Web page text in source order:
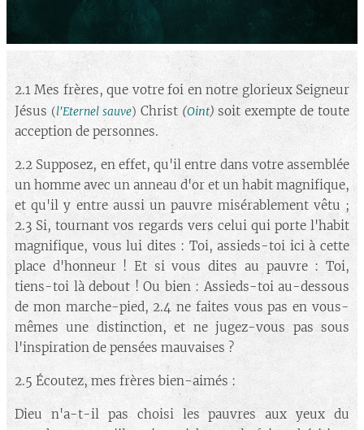
2.1 Mes frères, que votre foi en notre glorieux Seigneur
Jésus (l'Eternel sauve) Christ (Oint) soit exempte de toute
acception de personnes.
2.2 Supposez, en effet, qu'il entre dans votre assemblée
un homme avec un anneau d'or et un habit magnifique,
et qu'il y entre aussi un pauvre misérablement vêtu ;
2.3 Si, tournant vos regards vers celui qui porte l'habit
magnifique, vous lui dites : Toi, assieds-toi ici à cette
place d'honneur ! Et si vous dites au pauvre : Toi,
tiens-toi là debout ! Ou bien : Assieds-toi au-dessous
de mon marche-pied, 2.4 ne faites vous pas en vous-
mêmes une distinction, et ne jugez-vous pas sous
l'inspiration de pensées mauvaises ?
2.5 Écoutez, mes frères bien-aimés :
Dieu n'a-t-il pas choisi les pauvres aux yeux du